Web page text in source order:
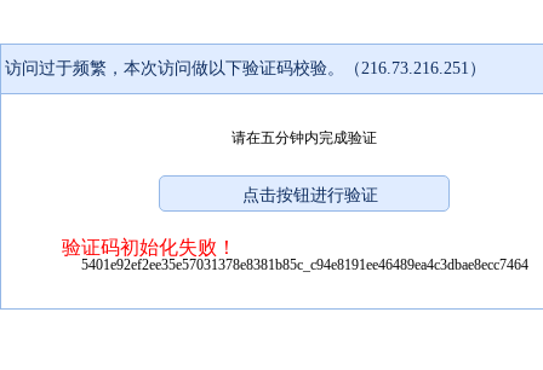
访问过于频繁，本次访问做以下验证码校验。（216.73.216.251）
请在五分钟内完成验证
验证码初始化失败！
5401e92ef2ee35e57031378e8381b85c_c94e8191ee46489ea4c3dbae8ecc7464